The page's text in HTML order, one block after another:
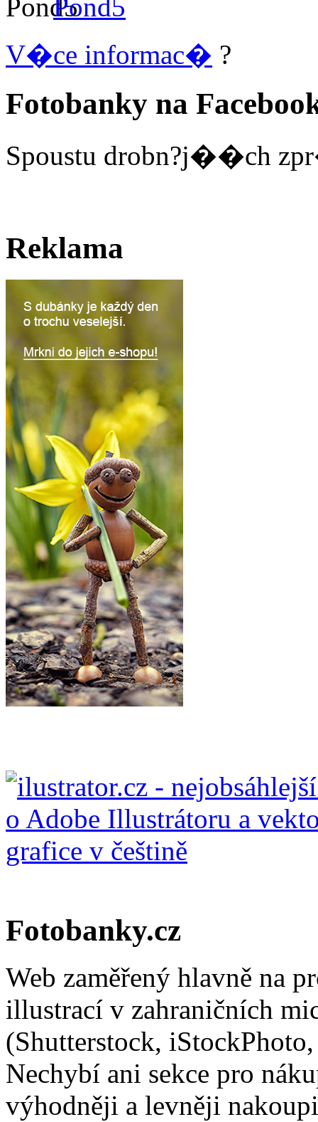
Pond5
V�ce informac� ?
Fotobanky na
Spoustu drobn?j��ch
Reklama
Fotobanky.cz
Web zaměřený hlavně na
illustrací v zahraničních
(Shutterstock,
Nechybí ani sekce pro
výhodněji a levněji